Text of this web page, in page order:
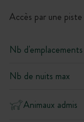
Accès par une
Nb
Nb de nuits max
Animaux admis